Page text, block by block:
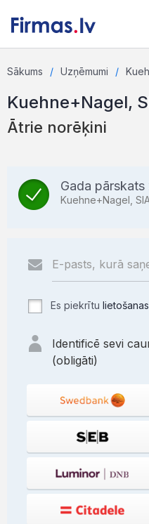
Sākums Uzņēmumi
Kuehne+Nagel,
Ātrie norēķini
Gada pārskats
Kuehne+Nagel,
Es piekrītu
Identificē sevi
(obligāti)